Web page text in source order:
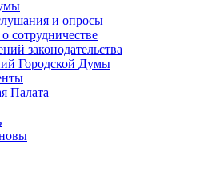
и опросы
сотрудничестве
законодательства
Городской Думы
Палата